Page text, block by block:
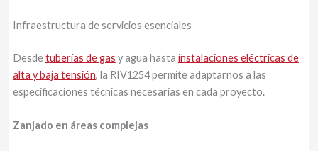
Infraestructura de servicios esenciales
Desdetuberías de gas y agua hasta instalaciones eléctricas de
alta y baja tensión, la RIV1254 permite adaptarnos a las
especificaciones técnicas necesarias en cada proyecto.
Zanjado en áreas complejas